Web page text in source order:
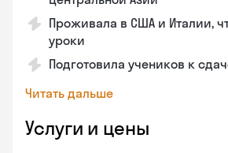
Проживала в США и Италии,
уроки
Подготовила учеников к сдаче
Читать дальше
Услуги и цены